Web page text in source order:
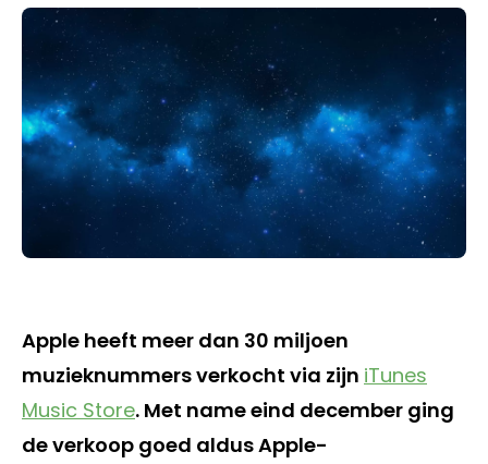
Apple heeft meer dan 30 miljoen
muzieknummers verkocht via zijn iTunes
Music Store. Met name eind december ging
de verkoop goed aldus Apple-